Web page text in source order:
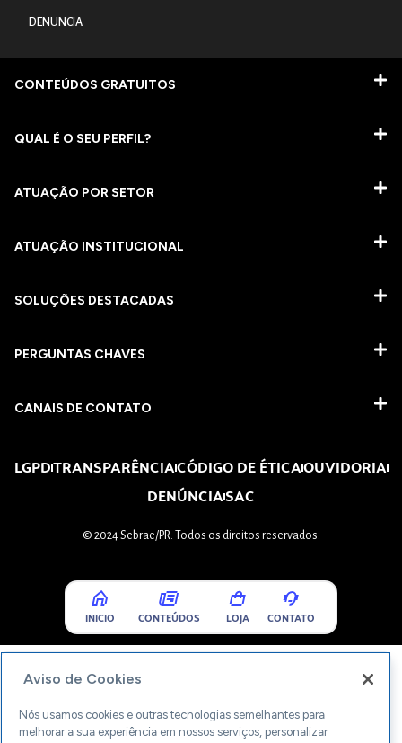
DENUNCIA
CONTEÚDOS GRATUITOS
QUAL É O SEU PERFIL?
ATUAÇÃO POR SETOR
ATUAÇÃO INSTITUCIONAL
SOLUÇÕES DESTACADAS
PERGUNTAS CHAVES​
CANAIS DE CONTATO
LGPDTRANSPARÊNCIACÓDIGO DE ÉTICAOUVIDORIA
DENÚNCIASAC
© 2024 Sebrae/PR. Todos os direitos reservados.
INICIO CONTEÚDOS LOJA CONTATO
Aviso de Cookies
Nós usamos cookies e outras tecnologias semelhantes para
melhorar a sua experiência em nossos serviços, personalizar